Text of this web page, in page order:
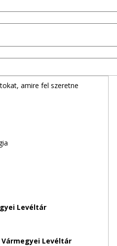
amire fel szeretne
Levéltár
Levéltár